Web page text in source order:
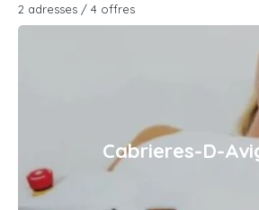
2 adresses / 4 offres
Cabrieres-D-